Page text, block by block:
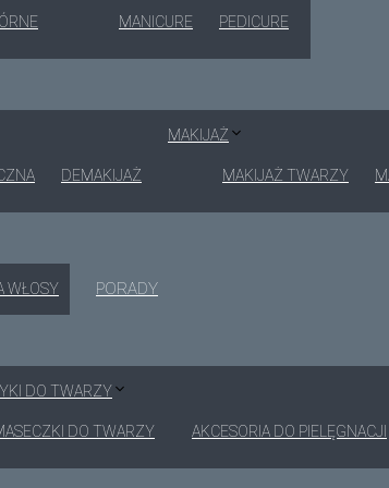
MANICURE PEDICURE
DEMAKIJAŻ
MAKIJAŻ
MAKIJAŻ TWARZY
WŁOSY PORADY
DO TWARZY
DO TWARZY AKCESORIA DO PIELĘGNACJI